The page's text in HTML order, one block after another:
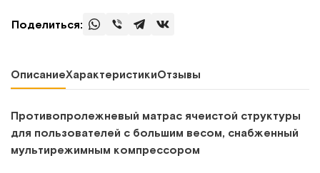
Поделиться:
ОписаниеХарактеристикиОтзывы
Противопролежневый матрас ячеистой структуры
для пользователей с большим весом, снабженный
мультирежимным компрессором